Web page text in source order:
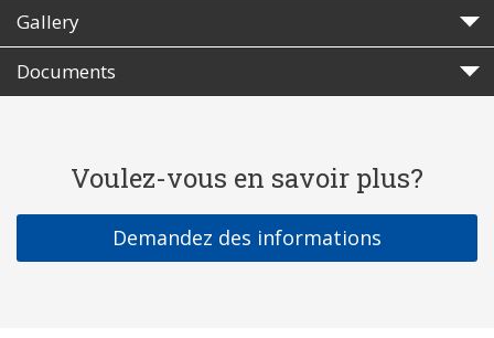
Gallery
Documents
Voulez-vous en savoir plus?
Demandez des informations